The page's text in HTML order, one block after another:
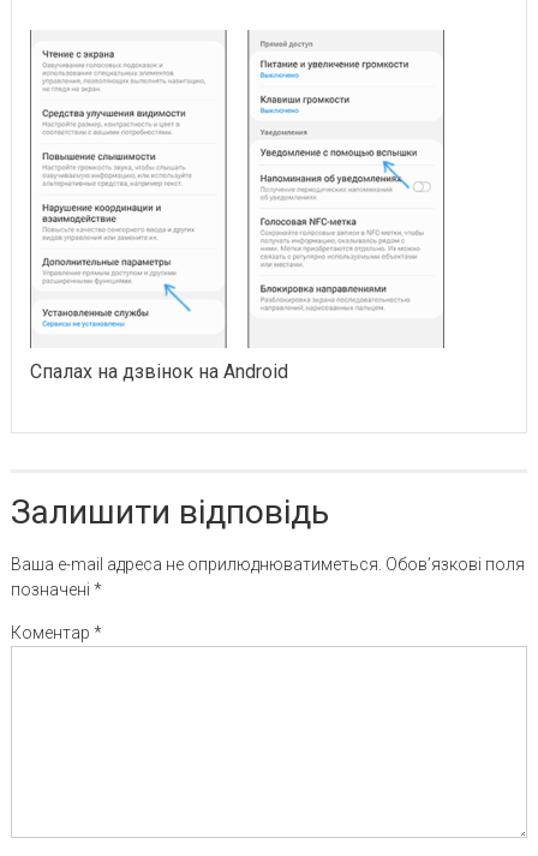
Спалах на дзвінок на Android
Залишити відповідь
Ваша e-mail адреса не оприлюднюватиметься. Обов’язкові поля
позначені *
Коментар *